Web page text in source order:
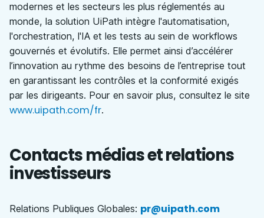
modernes et les secteurs les plus réglementés au
monde, la solution UiPath intègre l'automatisation,
l'orchestration, l'IA et les tests au sein de workflows
gouvernés et évolutifs. Elle permet ainsi d’accélérer
l’innovation au rythme des besoins de l’entreprise tout
en garantissant les contrôles et la conformité exigés
par les dirigeants. Pour en savoir plus, consultez le site
www.uipath.com/fr.
Contacts médias et relations
investisseurs
Relations Publiques Globales: pr@uipath.com